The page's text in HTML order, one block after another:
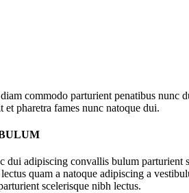
commodo parturient penatibus nunc
pharetra fames nunc natoque dui.
dui adipiscing convallis bulum parturient
quam a natoque adipiscing a
scelerisque nibh lectus.